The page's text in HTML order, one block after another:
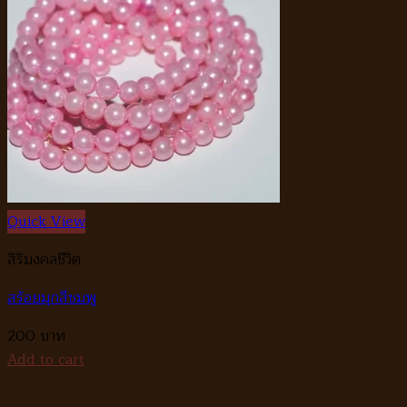
Quick View
สิริมงคลชีวิต
สร้อยมุกสีชมพู
200
Add to cart